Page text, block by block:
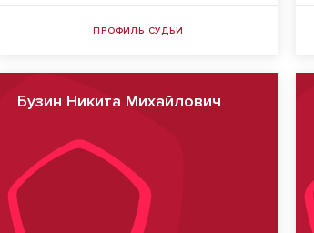
ПРОФИЛЬ СУДЬИ
Бузин Никита Михайлович